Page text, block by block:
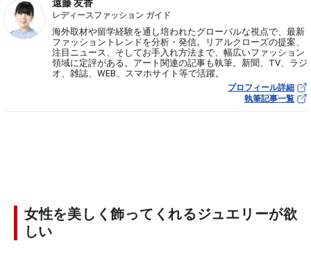
遠藤 友香
レディースファッション ガイド
海外取材や留学経験を通し培われたグローバルな視点で、最新
ファッショントレンドを分析・発信。リアルクローズの提案、
注目ニュース、そしてお手入れ方法まで、幅広いファッション
領域に定評がある。アート関連の記事も執筆。新聞、TV、ラジ
オ、雑誌、WEB、スマホサイト等で活躍。
プロフィール詳細
執筆記事一覧
女性を美しく飾ってくれるジュエリーが欲
しい